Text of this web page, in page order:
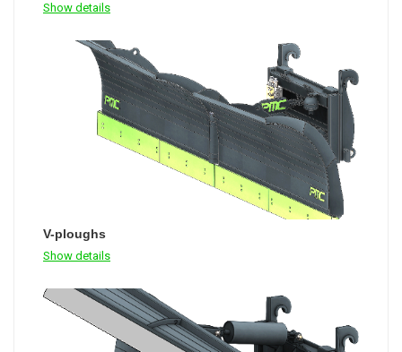
Show details
V-ploughs
Show details